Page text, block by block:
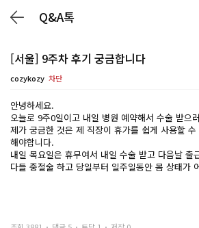
Q&A톡
[서울] 9주차 후기 궁금합니다
cozykozy 차단
안녕하세요.
오늘로 9주0일이고 내일 병원 예약해서 수술 받으
제가 궁금한 것은 제 직장이 휴가를 쉽게 사용할
해야합니다.
내일 목요일은 휴무여서 내일 수술 받고 다음날 출
다들 중절술 하고 당일부터 일주일동안 몸 상태가